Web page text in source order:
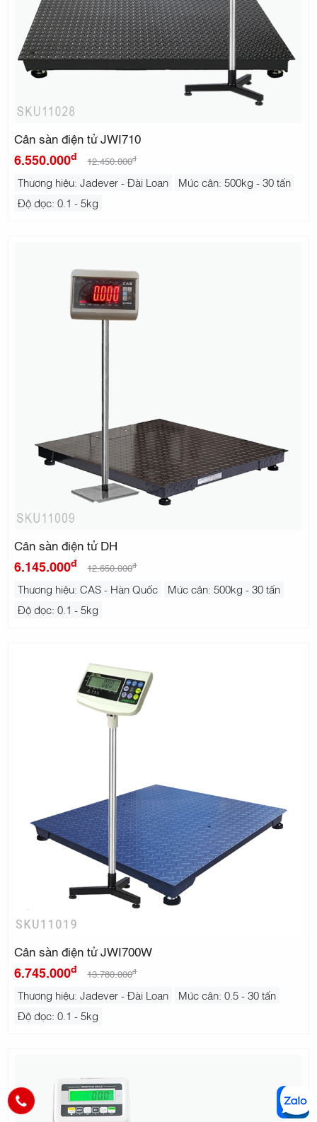
Cân sàn điện tử JWI710
6.550.000đ 12.450.000đ
Thương hiệu: Jadever - Đài Loan
Mức cân: 500kg - 30 tấn
Độ đọc: 0.1 - 5kg
Cân sàn điện tử DH
6.145.000đ 12.650.000đ
Thương hiệu: CAS - Hàn Quốc
Mức cân: 500kg - 30 tấn
Độ đọc: 0.1 - 5kg
Cân sàn điện tử JWI700W
6.745.000đ 13.780.000đ
Thương hiệu: Jadever - Đài Loan
Mức cân: 0.5 - 30 tấn
Độ đọc: 0.1 - 5kg